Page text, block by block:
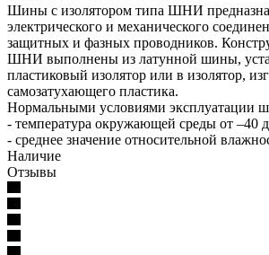
Шины с изолятором типа ШНИ
электрического и механического
защитных и фазных проводников.
ШНИ выполнены из латунной шины,
пластиковый изолятор или в изолятор,
самозатухающего пластика.
Нормальными условиями эксплуатации
- температура окружающей среды от –40
- среднее значение относительной
Наличие
Отзывы